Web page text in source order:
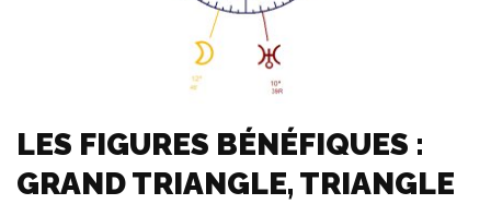
LES FIGURES BÉNÉFIQUES :
GRAND TRIANGLE, TRIANGLE